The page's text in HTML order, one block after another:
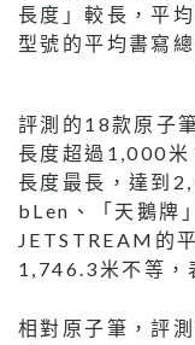
長度」較長，平
型號的平均書寫
評測的18款原子
長度超過1,000
長度最長，達到
bLen、「天鵝牌
JETSTREAM的
1,746.3米不等，
相對原子筆，評